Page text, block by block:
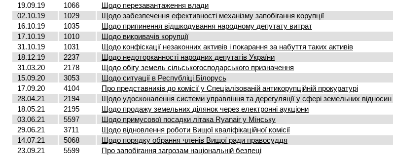
19.09.19
1066 Щодо перезавантаження влади
02.10.19
1029 Щодо забезпечення ефективності механізму запобігання корупції
16.10.19
1035 Щодо припинення відшкодування народному депутату витрат
17.10.19
1010 Щодо викривачів корупції
31.10.19
1031 Щодо конфіскації незаконних активів і покарання за набуття таких активів
18.12.19
2237 Щодо недоторканності народних депутатів України
31.03.20
2178 Щодо обігу земель сільськогосподарського призначення
15.09.20
3053 Щодо ситуації в Республіці Білорусь
17.09.20
4104 Про представників до комісії у Спеціалізованій антикорупційній прокуратурі
28.04.21
2194 Щодо удосконалення системи управління та дерегуляції у сфері земельних відносин
18.05.21
2195 Щодо продажу земельних ділянок через електронні аукціони
03.06.21
5597 Щодо примусової посадки літака Ryаnair у Мінську
29.06.21
3711 Щодо відновлення роботи Вищої кваліфікаційної комісії
14.07.21
5068 Щодо порядку обрання членів Вищої ради правосуддя
23.09.21
5599 Про запобігання загрозам національній безпеці